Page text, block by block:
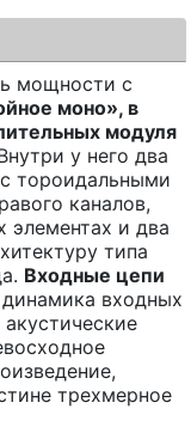
мощности с
моно», в
модуля
у него два
тороидальными
каналов,
элементах и два
типа
Входные цепи
динамика входных
трехмерное